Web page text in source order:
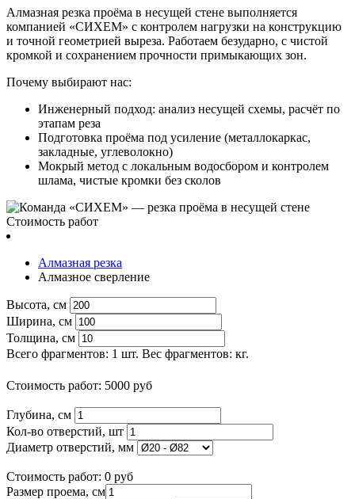
Алмазная резка проёма в несущей стене выполняется
компанией «СИХЕМ» с контролем нагрузки на конструкцию
и точной геометрией выреза. Работаем безударно, с чистой
кромкой и сохранением прочности примыкающих зон.
Почему выбирают нас:
Инженерный подход: анализ несущей схемы, расчёт по
этапам реза
Подготовка проёма под усиление (металлокаркас,
закладные, углеволокно)
Мокрый метод с локальным водосбором и контролем
шлама, чистые кромки без сколов
Стоимость работ
Алмазная резка
Алмазное сверление
Высота, см
Ширина, см
Толщина, см
Всего фрагментов: 1 шт. Вес фрагментов: кг.
Стоимость работ: 5000 руб
Глубина, см
Кол-во отверстий, шт
Диаметр отверстий, мм
Стоимость работ: 0 руб
Размер проема, см